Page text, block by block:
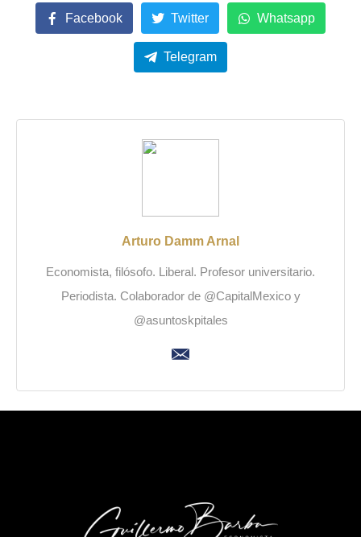
Facebook Twitter Whatsapp
Telegram
Arturo Damm Arnal
Economista, filósofo. Liberal. Profesor universitario.
Periodista. Colaborador de @CapitalMexico y
@asuntoskpitales